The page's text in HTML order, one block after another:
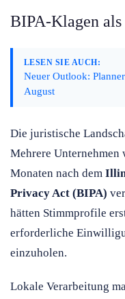
BIPA-Klagen
LESEN SIE AUCH:
Neuer Outlook:
August
Die juristische
Mehrere Unternehmen
Monaten nach dem
Privacy Act (BIPA)
hätten Stimmprofile
erforderliche
einzuholen.
Lokale Verarbeitung